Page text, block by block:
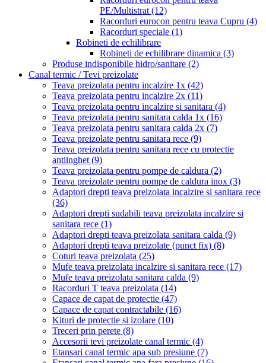
PE/Multistrat (12)
Racorduri eurocon pentru teava Cupru (4)
Racorduri speciale (1)
Robineti de echilibrare
Robineti de echilibrare dinamica (3)
Produse indisponibile hidro/sanitare (2)
Canal termic / Tevi preizolate
Teava preizolata pentru incalzire 1x (42)
Teava preizolata pentru incalzire 2x (11)
Teava preizolata pentru incalzire si sanitara (4)
Teava preizolata pentru sanitara calda 1x (16)
Teava preizolata pentru sanitara calda 2x (7)
Teava preizolate pentru sanitara rece (9)
Teava preizolata pentru sanitara rece cu protectie
antiinghet (9)
Teava preizolata pentru pompe de caldura (2)
Teava preizolate pentru pompe de caldura inox (3)
Adaptori drepti teava preizolata incalzire si sanitara rece
(36)
Adaptori drepti sudabili teava preizolata incalzire si
sanitara rece (1)
Adaptori drepti teava preizolata sanitara calda (9)
Adaptori drepti teava preizolate (punct fix) (8)
Coturi teava preizolata (25)
Mufe teava preizolata incalzire si sanitara rece (17)
Mufe teava preizolata sanitara calda (9)
Racorduri T teava preizolata (14)
Capace de capat de protectie (47)
Capace de capat contractabile (16)
Kituri de protectie si izolare (10)
Treceri prin perete (8)
Accesorii tevi preizolate canal termic (4)
Etansari canal termic apa sub presiune (7)